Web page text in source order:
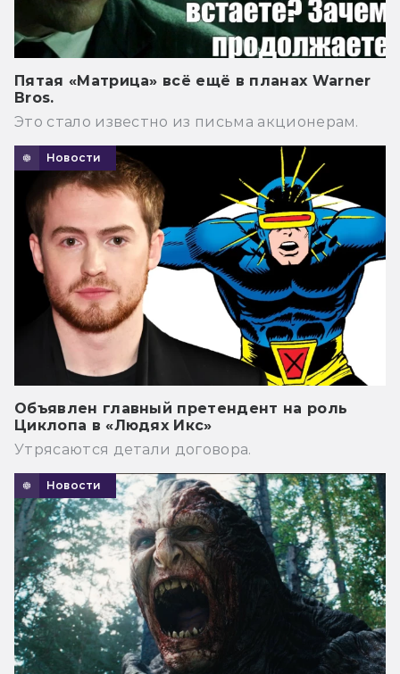
Пятая «Матрица» всё ещё в планах Warner
Bros.
Это стало известно из письма акционерам.
Новости
Объявлен главный претендент на роль
Циклопа в «Людях Икс»
Утрясаются детали договора.
Новости